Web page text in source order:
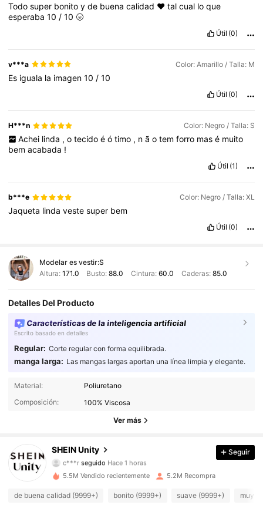
Todosuper bonitoyde buenacalidad ❤️talcual loque
esperaba10 /10🌝
Útil (0)
v***a Color: Amarillo / Talla: M
Es iguala la imagen10 /10
Útil (0)
H***n Color: Negro / Talla: S
Achei linda , o tecido é ó timo , n ã o tem forro mas é muito
bemacabada !
Útil (1)
b***e Color: Negro / Talla: XL
Jaqueta lindavestesuper bem
Útil (0)
Modelar es vestir:S
Altura: 171.0 Busto:88.0 Cintura: 60.0 Caderas: 85.0
Detalles Del Producto
Características de la inteligencia artificial
Escrito basado en detalles
Regular: Corte regular con forma equilibrada.
manga larga: Las mangas largas aportan una línea limpia y elegante.
Material:
Poliuretano
Composición:
100% Viscosa
Ver más
SHEIN Unity
544K Seguidores
4,89 544K Seguidores
Seguir
5.5M Vendido recientemente 5.2M Recompra
de buena calidad (9999+) bonito (9999+) suave (9999+) muy